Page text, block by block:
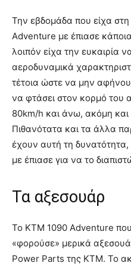
Την εβδομάδα που είχα
Adventure με έπιασε
λοιπόν είχα την ευκαιρία
αεροδυναμικά
τέτοια ώστε να μην
να φτάσει στον κορμό του
80km/h και άνω, ακόμη
Πιθανότατα και τα άλλα
έχουν αυτή τη
με έπιασε για να το
Τα αξεσουάρ
Το KTM 1090 Adventure
«φορούσε» μερικά
Power Parts της KTM. Το